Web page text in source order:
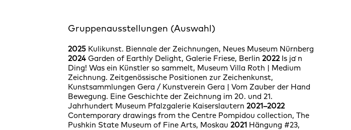
Gruppenausstellungen (Auswahl)
2025 Kulikunst. Biennale der Zeichnungen, Neues Museum Nürnberg
2024 Garden of Earthly Delight, Galerie Friese, Berlin 2022 Is ja ́n
Ding! Was ein Künstler so sammelt, Museum Villa Roth | Medium
Zeichnung. Zeitgenössische Positionen zur Zeichenkunst,
Kunstsammlungen Gera / Kunstverein Gera | Vom Zauber der Hand
Bewegung. Eine Geschichte der Zeichnung im 20. und 21.
Jahrhundert Museum Pfalzgalerie Kaiserslautern 2021–2022
Contemporary drawings from the Centre Pompidou collection, The
Pushkin State Museum of Fine Arts, Moskau 2021Hängung #23,